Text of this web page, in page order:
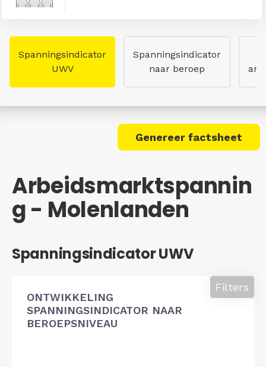
Spanningsindicator
UWV
Spanningsindicator
naar beroep
Genereer factsheet
Arbeidsmarktspannin
g - Molenlanden
Spanningsindicator UWV
ONTWIKKELING
SPANNINGSINDICATOR NAAR
BEROEPSNIVEAU
Filters